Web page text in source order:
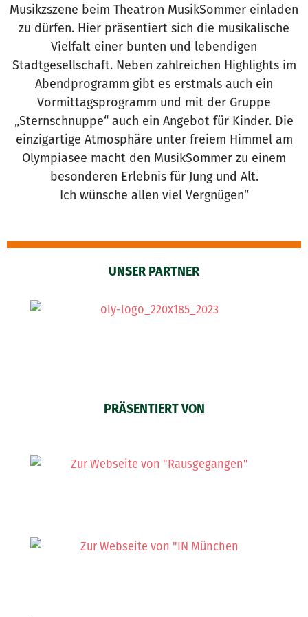
Musikzszene beim Theatron MusikSommer einladen
zu dürfen. Hier präsentiert sich die musikalische
Vielfalt einer bunten und lebendigen
Stadtgesellschaft. Neben zahlreichen Highlights im
Abendprogramm gibt es erstmals auch ein
Vormittagsprogramm und mit der Gruppe
„Sternschnuppe“ auch ein Angebot für Kinder. Die
einzigartige Atmosphäre unter freiem Himmel am
Olympiasee macht den MusikSommer zu einem
besonderen Erlebnis für Jung und Alt.
Ich wünsche allen viel Vergnügen“
UNSER PARTNER
PRÄSENTIERT VON